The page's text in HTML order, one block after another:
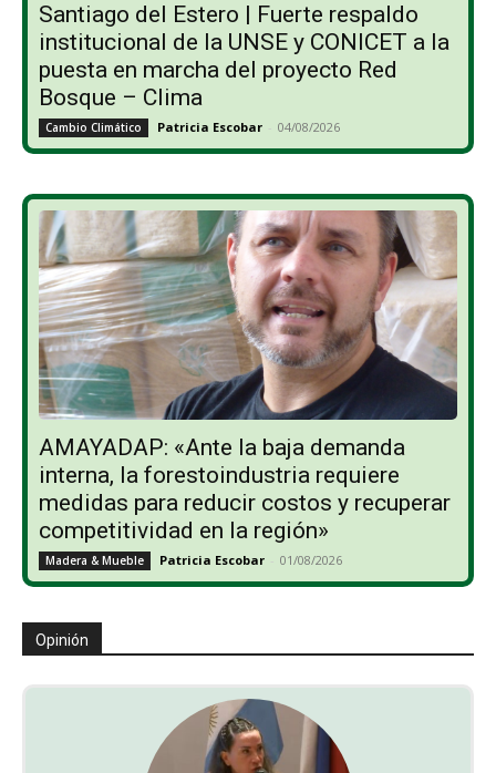
Santiago del Estero | Fuerte respaldo
institucional de la UNSE y CONICET a la
puesta en marcha del proyecto Red
Bosque – Clima
Cambio Climático Patricia Escobar - 04/08/2026
AMAYADAP: «Ante la baja demanda
interna, la forestoindustria requiere
medidas para reducir costos y recuperar
competitividad en la región»
Madera & Mueble Patricia Escobar - 01/08/2026
Opinión